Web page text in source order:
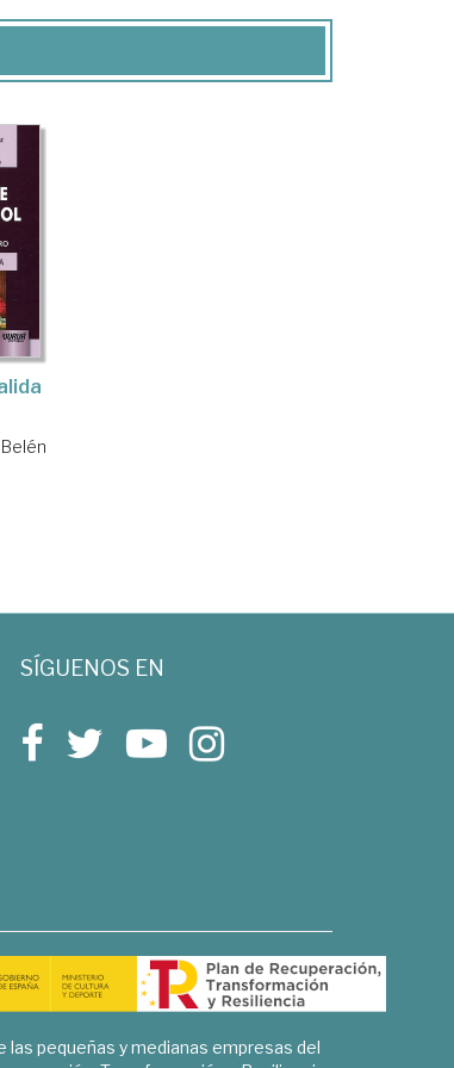
SÍGUENOS EN
las pequeñas y medianas empresas del